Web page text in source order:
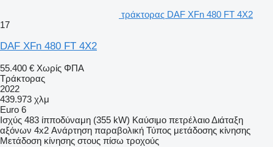
τράκτορας DAF XFn 480 FT 4X2
17
DAF XFn 480 FT 4X2
55.400 € Χωρίς ΦΠΑ
Τράκτορας
2022
439.973 χλμ
Euro 6
Ισχύς 483 ίπποδύναμη (355 kW) Καύσιμο πετρέλαιοΔιάταξη
αξόνων 4x2 Ανάρτηση παραβολική Τύπος μετάδοσης κίνησης
Μετάδοση κίνησης στους πίσω τροχούς